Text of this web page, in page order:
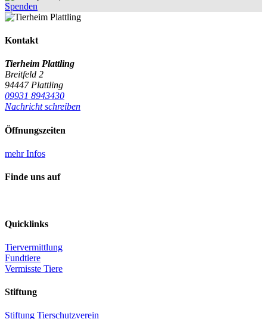
Spenden
Kontakt
Tierheim Plattling
Breitfeld 2
94447 Plattling
09931 8943430
Nachricht schreiben
Öffnungszeiten
mehr Infos
Finde uns auf
Quicklinks
Tiervermittlung
Fundtiere
Vermisste Tiere
Stiftung
Stiftung Tierschutzverein